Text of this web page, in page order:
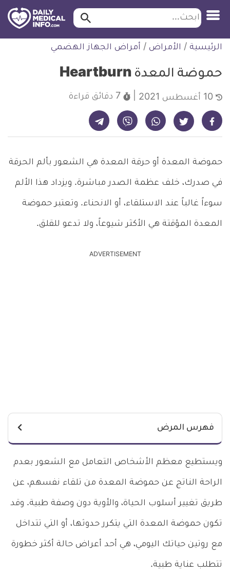
التخطي
للمحتوى
طبية
ابحث ابحث…
الرئيسية / الأمراض / أمراض الجهاز الهضمي
حموضة المعدة Heartburn
7 دقائق قراءة
شارك على فيسبوك - ديلي ميديكال انفو شارك على تويتر - ديلي ميديكال انفو شارك على واتساب - ديلي ميديكال انفو شارك على فايبر - ديلي ميديكال انفو شارك على تيليجرام - ديلي ميديكال انفو
حموضة المعدة أو حرقة المعدة هي الشعور بألم الحرقة
في صدرك، خلف عظمة الصدر مباشرة. ويزداد هذا الألم
سوءاً غالباً عند الاستلقاء، أو الانحناء. وتعتبر حموضة
المعدة المؤقتة هي الأكثر شيوعاً، ولا تدعو للقلق.
ADVERTISEMENT
فهرس المرض
ويستطيع معظم الأشخاص التعامل مع الشعور بعدم
الراحة الناتج عن حموضة المعدة من تلقاء نفسهم، عن
طريق تغيير أسلوب الحياة، والأوية دون وصفة طبية. وقد
تكون حموضة المعدة التي يتكرر حدوثها، أو التي تتداخل
مع روتين حياتك اليومي، هي أحد أعراض حالة أكثر خطورة
تتطلب عناية طبية.